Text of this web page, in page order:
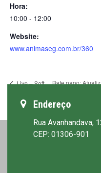
Hora:
10:00 - 12:00
Website:
www.animaseg.com.br/360
Live – Soft
Bate papo:
Endereço
Rua Avanhandava,
CEP: 01306-901